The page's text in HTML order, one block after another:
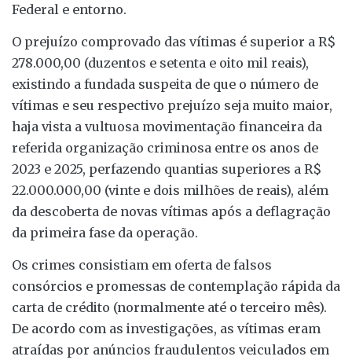
Federal e entorno.
O prejuízo comprovado das vítimas é superior a R$
278.000,00 (duzentos e setenta e oito mil reais),
existindo a fundada suspeita de que o número de
vítimas e seu respectivo prejuízo seja muito maior,
haja vista a vultuosa movimentação financeira da
referida organização criminosa entre os anos de
2023 e 2025, perfazendo quantias superiores a R$
22.000.000,00 (vinte e dois milhões de reais), além
da descoberta de novas vítimas após a deflagração
da primeira fase da operação.
Os crimes consistiam em oferta de falsos
consórcios e promessas de contemplação rápida da
carta de crédito (normalmente até o terceiro mês).
De acordo com as investigações, as vítimas eram
atraídas por anúncios fraudulentos veiculados em